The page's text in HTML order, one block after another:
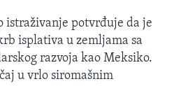
istraživanje potvrđuje da je
isplativa u zemljama sa
razvoja kao Meksiko.
u vrlo siromašnim